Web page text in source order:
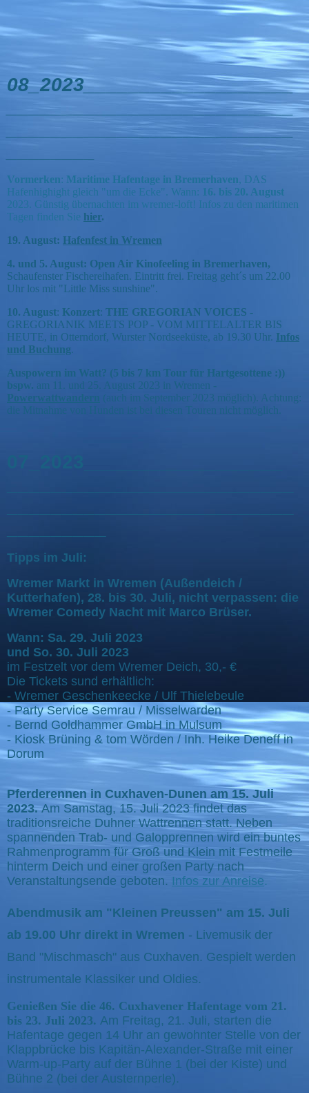
08_2023___________________
__________________________
__________________________
Vormerken: Maritime Hafentage in Bremerhaven, DAS
Hafenhighight gleich "um die Ecke". Wann: 16. bis 20. August
2023. Günstig übernachten im wremer-loft! Infos zu den maritimen
Tagen finden Sie hier.
19. August: Hafenfest in Wremen
4. und 5. August: Open Air Kinofeeling in Bremerhaven,
Schaufenster Fischereihafen. Eintritt frei. Freitag geht´s um 22.00
Uhr los mit "Little Miss sunshine".
10. August: Konzert: THE GREGORIAN VOICES -
GREGORIANIK MEETS POP - VOM MITTELALTER BIS
HEUTE, in Otterndorf, Wurster Nordseeküste, ab 19.30 Uhr. Infos
und Buchung.
Auspowern im Watt? (5 bis 7 km Tour für Hartgesottene :))
bspw. am 11. und 25. August 2023 in Wremen -
Powerwattwandern (auch im September 2023 möglich). Achtung:
die Mitnahme von Hunden ist bei diesen Touren nicht möglich.
Tipps im Juli:
Wremer Markt in Wremen (Außendeich /
Kutterhafen), 28. bis 30. Juli, nicht verpassen: die
Wremer Comedy Nacht mit Marco Brüser.
Wann: Sa. 29. Juli 2023
und So. 30. Juli 2023
im Festzelt vor dem Wremer Deich, 30,- €
Die Tickets sund erhältlich:
- Wremer Geschenkeecke / Ulf Thielebeule
- Party Service Semrau / Misselwarden
- Bernd Goldhammer GmbH in Mulsum
- Kiosk Brüning & tom Wörden / Inh. Heike Deneff in
Dorum
Pferderennen in Cuxhaven-Dunen am 15. Juli
2023.Am Samstag, 15. Juli 2023 findet das
traditionsreiche Duhner Wattrennen statt. Neben
spannenden Trab- und Galopprennen wird ein buntes
Rahmenprogramm für Groß und Klein mit Festmeile
hinterm Deich und einer großen Party nach
Veranstaltungsende geboten. Infos zur Anreise.
Abendmusik am "Kleinen Preussen" am 15. Juli
ab 19.00 Uhr direkt in Wremen - Livemusik der
Band "Mischmasch" aus Cuxhaven. Gespielt werden
instrumentale Klassiker und Oldies.
Genießen Sie die 46. Cuxhavener Hafentage vom 21.
bis 23. Juli 2023. Am Freitag, 21. Juli, starten die
Hafentage gegen 14 Uhr an gewohnter Stelle von der
Klappbrücke bis Kapitän-Alexander-Straße mit einer
Warm-up-Party auf der Bühne 1 (bei der Kiste) und
Bühne 2 (bei der Austernperle).